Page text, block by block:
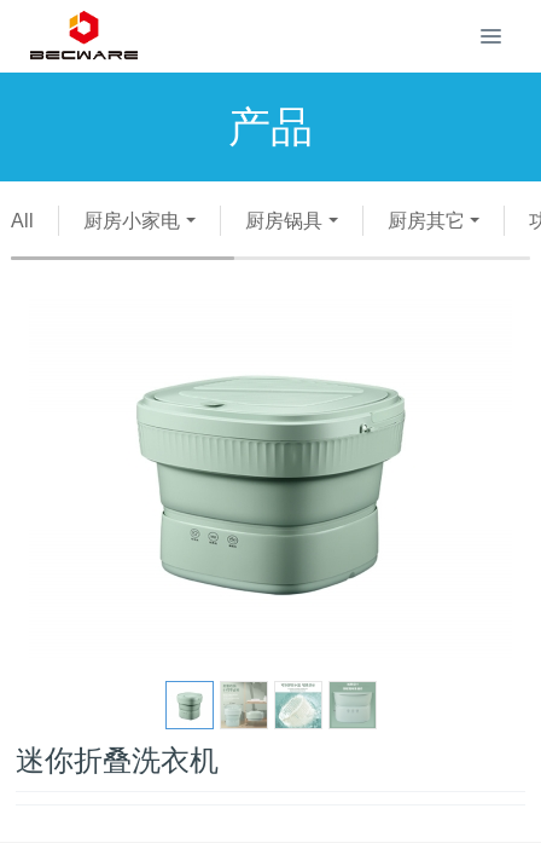
产品
All 厨房小家电 厨房锅具 厨房其它
迷你折叠洗衣机